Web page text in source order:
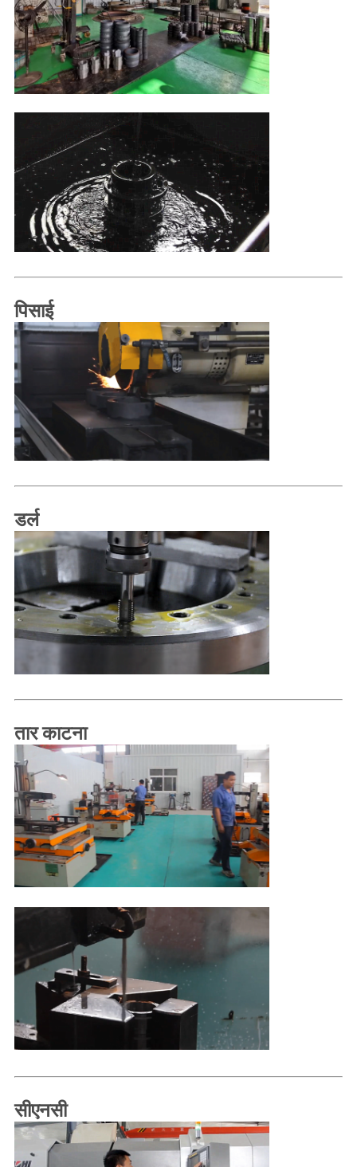
पिसाई
डर्ल
तार काटना
सीएनसी